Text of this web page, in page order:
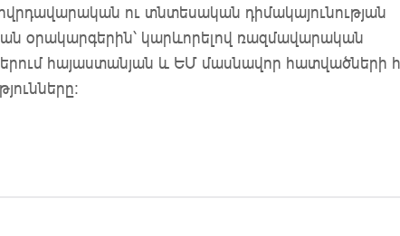
ու տնտեսական դիմակայունության
օրակարգերին՝ կարևորելով ռազմավարական
հայաստանյան և ԵՄ մասնավոր հատվածների